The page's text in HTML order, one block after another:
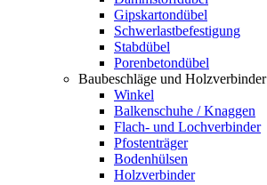
Gipskartondübel
Schwerlastbefestigung
Stabdübel
Porenbetondübel
Baubeschläge und Holzverbinder
Winkel
Balkenschuhe / Knaggen
Flach- und Lochverbinder
Pfostenträger
Bodenhülsen
Holzverbinder